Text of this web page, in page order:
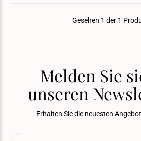
Gesehen 1 der 1
Melden Sie
unseren
Erhalten Sie die neuesten